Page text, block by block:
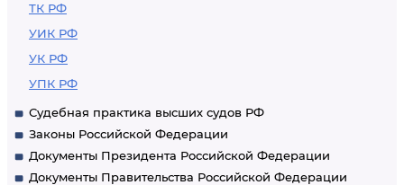
ТК РФ
УИК РФ
УК РФ
УПК РФ
Судебная практика высших судов РФ
Законы Российской Федерации
Документы Президента Российской Федерации
Документы Правительства Российской Федерации